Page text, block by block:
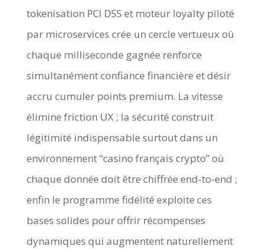
tokenisation PCI DSS et moteur loyalty piloté
par microservices crée un cercle vertueux où
chaque milliseconde gagnée renforce
simultanément confiance financière et désir
accru cumuler points premium. La vitesse
élimine friction UX ; la sécurité construit
légitimité indispensable surtout dans un
environnement “casino français crypto” où
chaque donnée doit être chiffrée end‑to‑end ;
enfin le programme fidélité exploite ces
bases solides pour offrir récompenses
dynamiques qui augmentent naturellement